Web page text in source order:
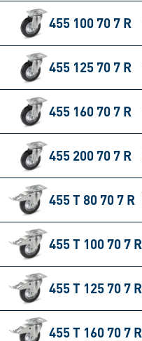
455 100 70 7 R
455 125 70 7 R
455 160 70 7 R
455 200 70 7 R
455 T 80 70 7 R
455 T 100 70 7 R
455 T 125 70 7 R
455 T 160 70 7 R